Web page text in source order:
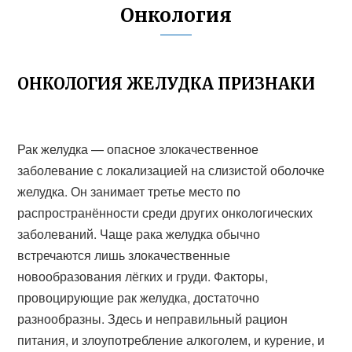
Онкология
ОНКОЛОГИЯ ЖЕЛУДКА ПРИЗНАКИ
Рак желудка — опасное злокачественное
заболевание с локализацией на слизистой оболочке
желудка. Он занимает третье место по
распространённости среди других онкологических
заболеваний. Чаще рака желудка обычно
встречаются лишь злокачественные
новообразования лёгких и груди. Факторы,
провоцирующие рак желудка, достаточно
разнообразны. Здесь и неправильный рацион
питания, и злоупотребление алкоголем, и курение, и